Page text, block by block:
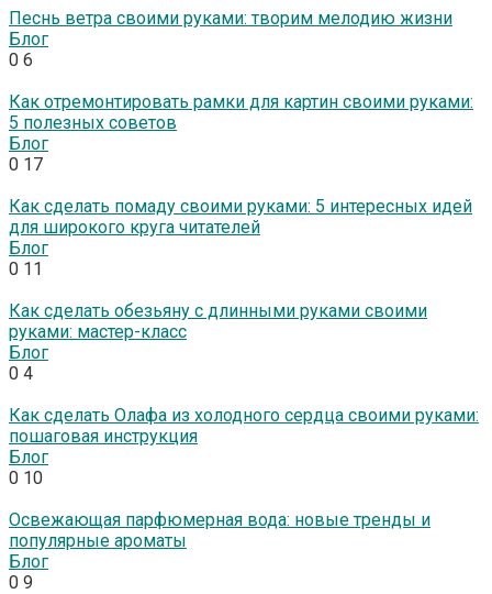
Песнь ветра своими руками: творим мелодию жизни
Блог
0 6
Как отремонтировать рамки для картин своими руками:
5 полезных советов
Блог
0 17
Как сделать помаду своими руками: 5 интересных идей
для широкого круга читателей
Блог
0 11
Как сделать обезьяну с длинными руками своими
руками: мастер-класс
Блог
0 4
Как сделать Олафа из холодного сердца своими руками:
пошаговая инструкция
Блог
0 10
Освежающая парфюмерная вода: новые тренды и
популярные ароматы
Блог
0 9